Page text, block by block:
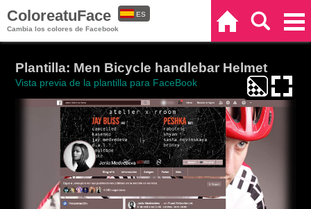
ColoreatuFace
Cambia los colores de Facebook
ES
Plantilla: Men Bicycle handlebar Helmet
Vista previa de la plantilla para FaceBook